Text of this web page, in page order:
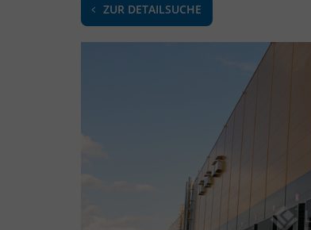
ZUR DETAILSUCHE